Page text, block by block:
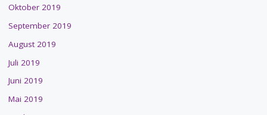
Oktober 2019
September 2019
August 2019
Juli 2019
Juni 2019
Mai 2019